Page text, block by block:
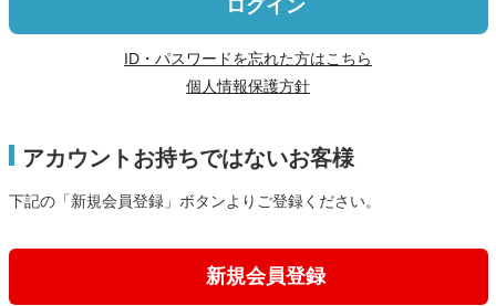
ログイン
ID・パスワードを忘れた方はこちら
個人情報保護方針
アカウントお持ちではないお客様
下記の「新規会員登録」ボタンよりご登録ください。
新規会員登録